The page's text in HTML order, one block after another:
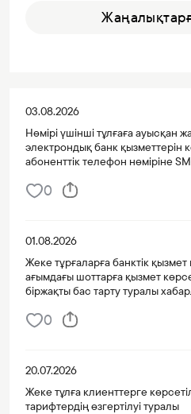
03.08.2026
Нөмірі үшінші тұлғаға ауысқан
электрондық банк қызметтерін
абоненттік телефон нөміріне
0
01.08.2026
Жеке тұрғаларға банктік
ағымдағы шоттарға қызмет
біржақты бас тарту туралы
0
20.07.2026
Жеке тұлға клиенттерге
тарифтердің өзгертілуі туралы